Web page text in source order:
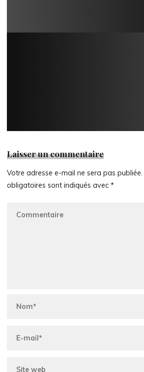
Laisser un commentaire
Votre adresse e-mail ne sera pas publiée.
obligatoires sont indiqués avec*